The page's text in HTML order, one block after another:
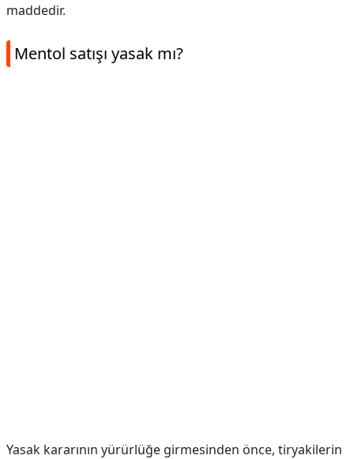
maddedir.
Mentol satışı yasak mı?
Yasak kararının yürürlüğe girmesinden önce, tiryakilerin